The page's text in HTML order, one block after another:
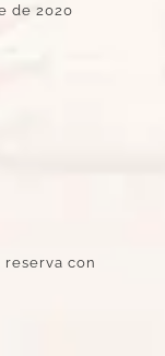
de 2020
reserva con